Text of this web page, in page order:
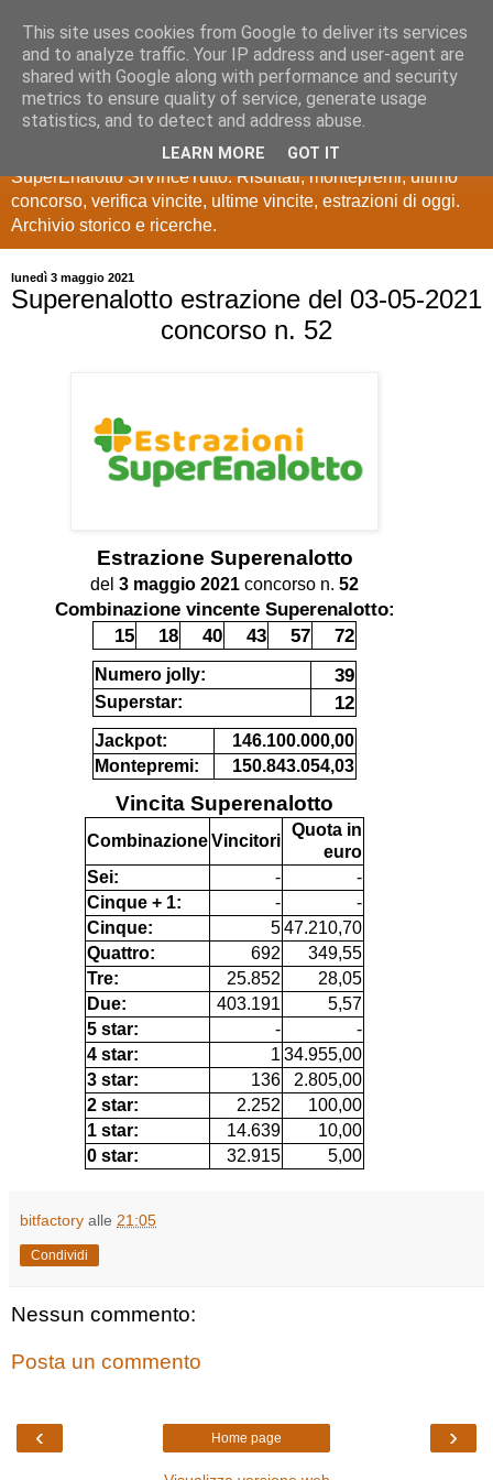
Estrazioni Lotto
SuperEnalotto
Ultime estrazioni di Lotto, SuperEnalotto, 10 e lotto,
SuperEnalotto SiVinceTutto. Risultati, montepremi, ultimo
concorso, verifica vincite, ultime vincite, estrazioni di oggi.
Archivio storico e ricerche.
lunedì 3 maggio 2021
Superenalotto estrazione del 03-05-2021
concorso n. 52
Estrazione Superenalotto
del 3 maggio 2021 concorso n. 52
Combinazione vincente Superenalotto:
15
18 40 43 57 72
Numero jolly: 39
Superstar: 12
Jackpot:
146.100.000,00
Montepremi:
150.843.054,03
Vincita Superenalotto
CombinazioneVincitori
Quota in
euro
Sei:
-
-
Cinque + 1:
-
-
Cinque:
547.210,70
Quattro:
692
349,55
Tre:
25.852
28,05
Due:
403.191
5,57
5 star:
-
-
4 star:
1 34.955,00
3 star:
136
2.805,00
2 star:
2.252
100,00
1 star:
14.639
10,00
0 star:
32.915 5,00
bitfactory alle 21:05
Condividi
Nessun commento:
Posta un commento
‹ ›
Home page
This site uses cookies from Google to deliver its services
and to analyze traffic. Your IP address and user-agent are
shared with Google along with performance and security
metrics to ensure quality of service, generate usage
statistics, and to detect and address abuse.
LEARN MORE GOT IT